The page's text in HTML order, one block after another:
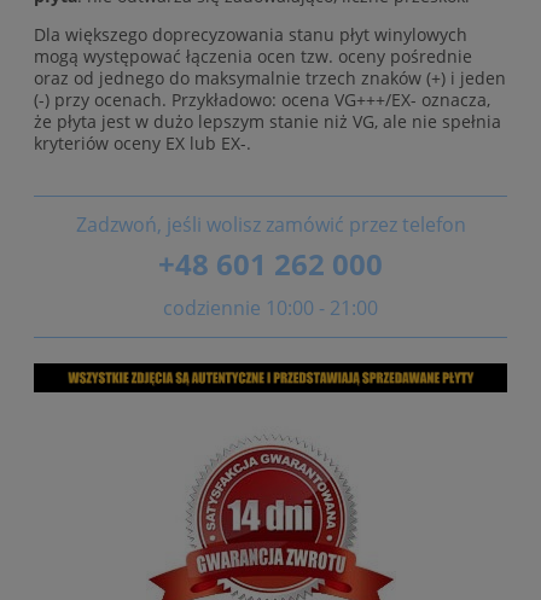
Dla większego doprecyzowania stanu płyt winylowych
mogą występować łączenia ocen tzw. oceny pośrednie
oraz od jednego do maksymalnie trzech znaków (+) i jeden
(-) przy ocenach. Przykładowo: ocena VG+++/EX- oznacza,
że płyta jest w dużo lepszym stanie niż VG, ale nie spełnia
kryteriów oceny EX lub EX-.
Zadzwoń, jeśli wolisz zamówić przez telefon
+48 601 262 000
codziennie 10:00 - 21:00